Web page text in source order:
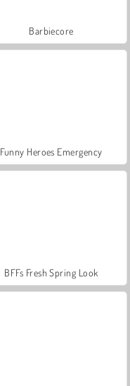
Barbiecore
Funny Heroes Emergency
BFFs Fresh Spring Look